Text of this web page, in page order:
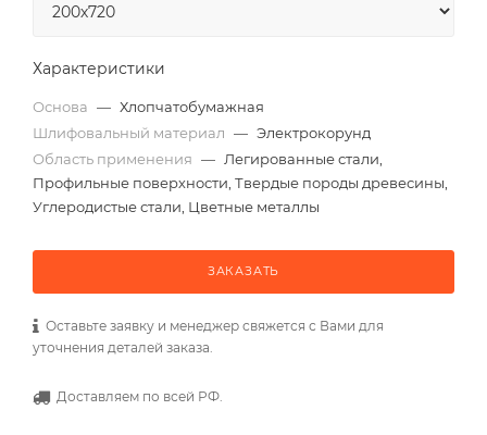
Характеристики
Основа — Хлопчатобумажная
Шлифовальный материал — Электрокорунд
Область применения — Легированные стали,
Профильные поверхности, Твердые породы древесины,
Углеродистые стали, Цветные металлы
ЗАКАЗАТЬ
Оставьте заявку и менеджер свяжется с Вами для
уточнения деталей заказа.
Доставляем по всей РФ.